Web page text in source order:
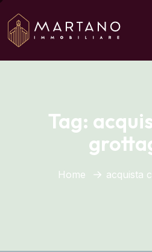
Aggiungi qui il
titolo
Tag:
Home acquista